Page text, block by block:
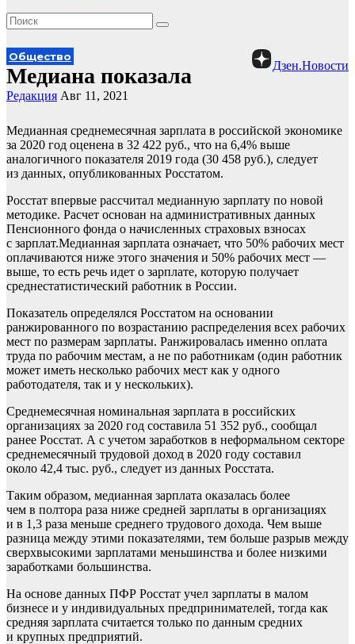
Дзен.Новости
Общество
Медиана показала
Редакция Авг 11, 2021
Медианная среднемесячная зарплата в российской экономике
за 2020 год оценена в 32 422 руб., что на 6,4% выше
аналогичного показателя 2019 года (30 458 руб.), следует
из данных, опубликованных Росстатом.
Росстат впервые рассчитал медианную зарплату по новой
методике. Расчет основан на административных данных
Пенсионного фонда о начисленных страховых взносах
с зарплат.Медианная зарплата означает, что 50% рабочих мест
оплачиваются ниже этого значения и 50% рабочих мест —
выше, то есть речь идет о зарплате, которую получает
среднестатистический работник в России.
Показатель определялся Росстатом на основании
ранжированного по возрастанию распределения всех рабочих
мест по размерам зарплаты. Ранжировалась именно оплата
труда по рабочим местам, а не по работникам (один работник
может иметь несколько рабочих мест как у одного
работодателя, так и у нескольких).
Среднемесячная номинальная зарплата в российских
организациях за 2020 год составила 51 352 руб., сообщал
ранее Росстат. А с учетом заработков в неформальном секторе
среднемесячный трудовой доход в 2020 году составил
около 42,4 тыс. руб., следует из данных Росстата.
Таким образом, медианная зарплата оказалась более
чем в полтора раза ниже средней зарплаты в организациях
и в 1,3 раза меньше среднего трудового дохода. Чем выше
разница между этими показателями, тем больше разрыв между
сверхвысокими зарплатами меньшинства и более низкими
заработками большинства.
На основе данных ПФР Росстат учел зарплаты в малом
бизнесе и у индивидуальных предпринимателей, тогда как
средняя зарплата считается только по данным средних
и крупных предприятий.